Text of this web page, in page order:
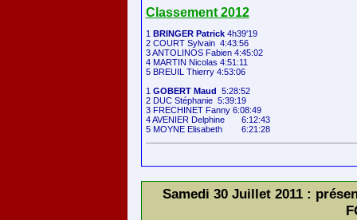
Classement 2012
1 BRINGER Patrick 4h39'19
2 COURT Sylvain  4:43:56
3 ANTOLINOS Fabien 4:45:02
4 MARTIN Nicolas 4:51:11
5 BREUIL Thierry 4:53:06
1 GOBERT Maud
  5:28:52
2 DUC Stéphanie  5:39:19
3 FRECHINET Fanny 6:08:49
4 AVENIER Delphine 	6:12:43
5 MOYNE Elisabeth 	6:21:28
Samedi 30 Juillet 2011 :